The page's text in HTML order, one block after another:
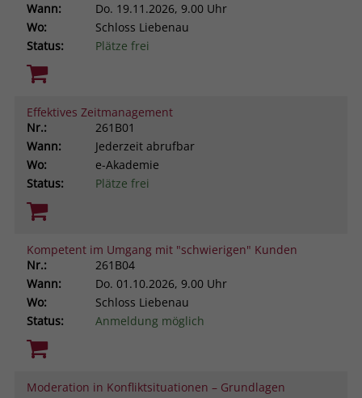
Wann:
Do. 19.11.2026, 9.00 Uhr
Wo:
Schloss Liebenau
Status:
Plätze frei
Effektives Zeitmanagement
Nr.:
261B01
Wann:
Jederzeit abrufbar
Wo:
e-Akademie
Status:
Plätze frei
Kompetent im Umgang mit "schwierigen" Kunden
Nr.:
261B04
Wann:
Do. 01.10.2026, 9.00 Uhr
Wo:
Schloss Liebenau
Status:
Anmeldung möglich
Moderation in Konfliktsituationen – Grundlagen